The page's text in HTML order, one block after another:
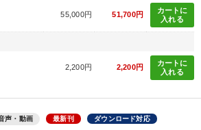
55,000円 51,700円
カートに
入れる
2,200円 2,200円
カートに
入れる
声・動画 最新刊 ダウンロード対応